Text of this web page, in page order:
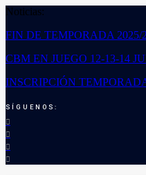
Noticias:
FIN DE TEMPORADA 2025/
CBM EN JUEGO 12-13-14
INSCRIPCIÓN
SÍGUENOS: